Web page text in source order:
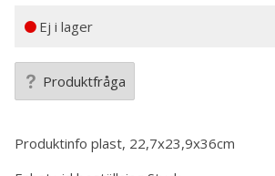
Ej i lager
Produktfråga
Produktinfo plast, 22,7x23,9x36cm